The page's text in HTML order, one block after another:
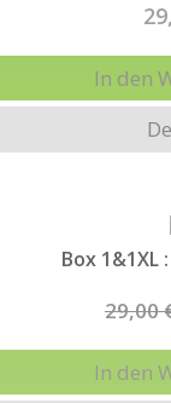
In den
Box 1&1XL
29,00
In den